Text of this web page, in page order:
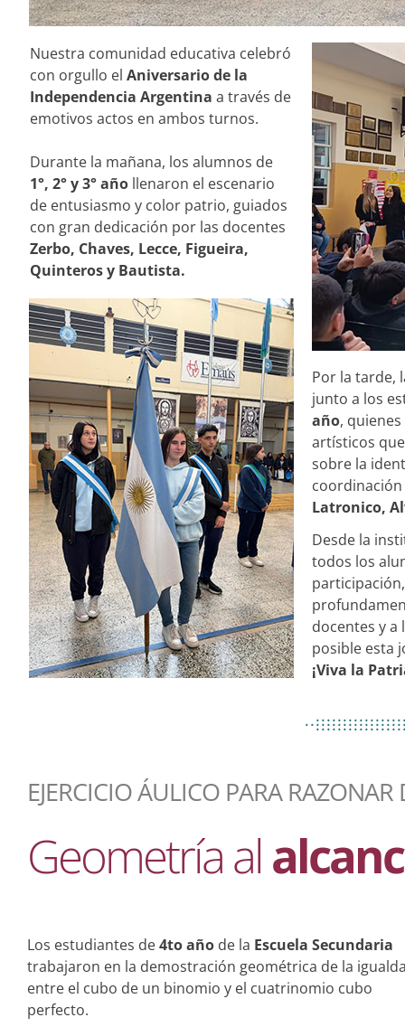
Nuestra comunidad educativa celebró
con orgullo el Aniversario de la
Independencia Argentina a través de
emotivos actos en ambos turnos.
Durante la mañana, los alumnos de
1°, 2° y 3° año llenaron el escenario
de entusiasmo y color patrio, guiados
con gran dedicación por las docentes
Zerbo, Chaves, Lecce, Figueira,
Quinteros y Bautista.
Por la tarde,
junto a los
año,
artísticos
sobre la
Latronico,
Desde la
todos los
docentes y a
posible esta
¡Viva la
EJERCICIO ÁULICO PARA
Geometría al
Los estudiantes de4to año de la Escuela Secundaria
trabajaron en la demostración geométrica de la
entre el cubo de un binomio y el cuatrinomio cubo
perfecto.